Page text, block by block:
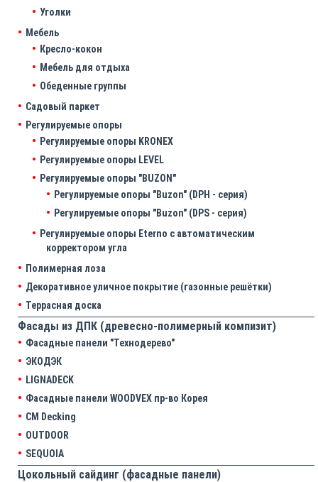
Уголки
Мебель
Кресло-кокон
Мебель для отдыха
Обеденные группы
Садовый паркет
Регулируемые опоры
Регулируемые опоры KRONEX
Регулируемые опоры LEVEL
Регулируемые опоры "BUZON"
Регулируемые опоры "Buzon" (DPH - серия)
Регулируемые опоры "Buzon" (DPS - серия)
Регулируемые опоры Eterno с автоматическим
корректором угла
Полимерная лоза
Декоративное уличное покрытие (газонные решётки)
Террасная доска
Фасады из ДПК (древесно-полимерный компизит)
Фасадные панели "Технодерево"
ЭКОДЭК
LIGNADECK
Фасадные панели WOODVEX пр-во Корея
CM Decking
OUTDOOR
SEQUOIA
Цокольный сайдинг (фасадные панели)